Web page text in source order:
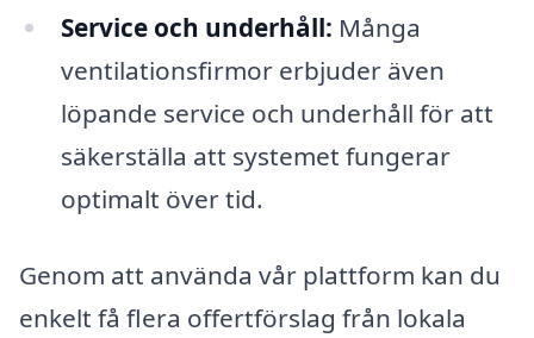
Service och underhåll: Många
ventilationsfirmor erbjuder även
löpande service och underhåll för att
säkerställa att systemet fungerar
optimalt över tid.
Genom att använda vår plattform kan du
enkelt få flera offertförslag från lokala